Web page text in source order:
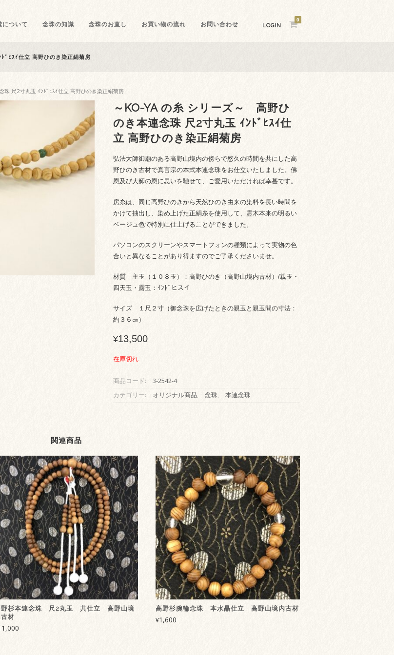
について 念珠の知識 念珠のお直し お買い物の流れ お問い合わせ LOGIN
0
ﾞﾋｽｲ仕立 高野ひのき染正絹菊房
尺2寸丸玉 ｲﾝﾄﾞﾋｽｲ仕立 高野ひのき染正絹菊房
～KO-YA の糸 シリーズ～ 高野ひ
のき本連念珠 尺2寸丸玉 ｲﾝﾄﾞﾋｽｲ仕
立 高野ひのき染正絹菊房
弘法大師御廟のある高野山境内の傍らで悠久の時間を共にした高
野ひのき古材で真言宗の本式本連念珠をお仕立いたしました。佛
恩及び大師の恩に思いを馳せて、ご愛用いただければ幸甚です。
房糸は、同じ高野ひのきから天然ひのき由来の染料を長い時間を
かけて抽出し、染め上げた正絹糸を使用して、霊木本来の明るい
ベージュ色で特別に仕上げることができました。
パソコンのスクリーンやスマートフォンの種類によって実物の色
合いと異なることがあり得ますのでご了承くださいませ。
材質 主玉（１０８玉）：高野ひのき（高野山境内古材）/親玉・
四天玉・露玉：ｲﾝﾄﾞヒスイ
サイズ １尺２寸（御念珠を広げたときの親玉と親玉間の寸法：
約３６㎝）
¥13,500
在庫切れ
商品コード:
3-2542-4
カテゴリー:
オリジナル商品, 念珠, 本連念珠
関連商品
野杉本連念珠 尺2丸玉 共仕立 高野山境
古材
高野杉腕輪念珠 本水晶仕立 高野山境内古材
¥1,600